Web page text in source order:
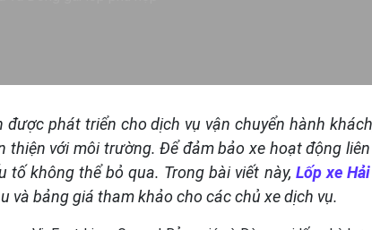
được phát triển cho dịch vụ vận chuyển hành
thiện với môi trường. Để đảm bảo xe hoạt động
tố không thể bỏ qua. Trong bài viết này, Lốp xe
và bảng giá tham khảo cho các chủ xe dịch vụ.